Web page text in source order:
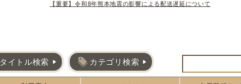
【重要】令和8年熊本地震の影響による配送遅延について
タイトル検索 カテゴリ検索